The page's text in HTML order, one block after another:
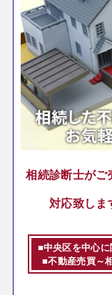
相続診断士がご
対応致しま
■中央区を中心
■不動産売買～